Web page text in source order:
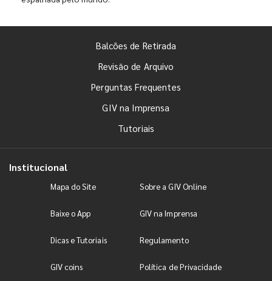
Balcões de Retirada
Revisão de Arquivo
Perguntas Frequentes
GIV na Imprensa
Tutoriais
Institucional
Mapa do Site Sobre a GIV Online
Baixe o App GIV na Imprensa
Dicas e Tutoriais Regulamento
GIV coins Política de Privacidade